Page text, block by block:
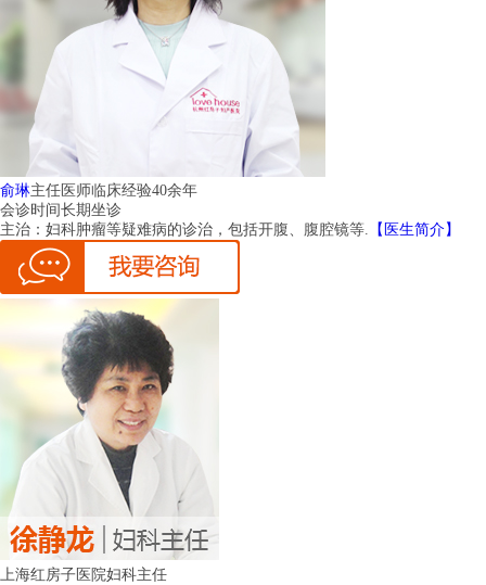
俞琳主任医师临床经验40余年
会诊时间长期坐诊
主治： 妇科肿瘤等疑难病的诊治，包括开腹、腹腔镜等. 【医生简介】
上海红房子医院妇科主任